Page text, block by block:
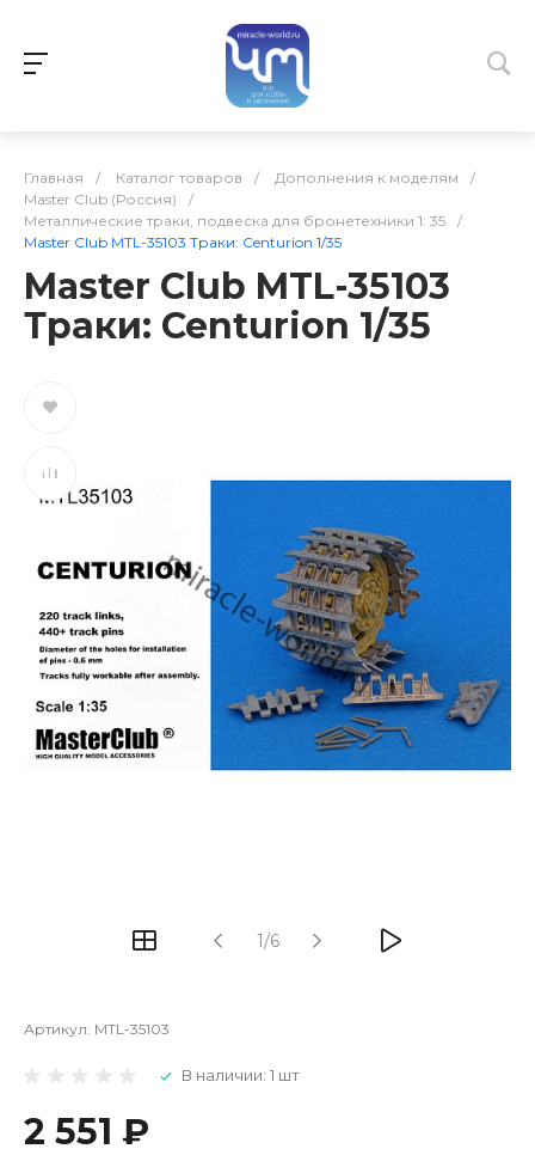
Главная / Каталог товаров / Дополнения к моделям
/
Master Club (Россия)
/
Металлические траки, подвеска для бронетехники 1: 35
/
Master Club MTL-35103 Траки: Centurion 1/35
Master Club MTL-35103
Траки: Centurion 1/35
1/6
Артикул: MTL-35103
В наличии: 1 шт
2 551 ₽